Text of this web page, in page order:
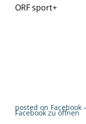
ORF sport+
posted on
Facebook zu öffnen